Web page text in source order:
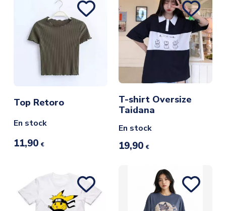
Top Retoro
En stock
11,90 €
T-shirt Oversize
Taidana
En stock
19,90 €